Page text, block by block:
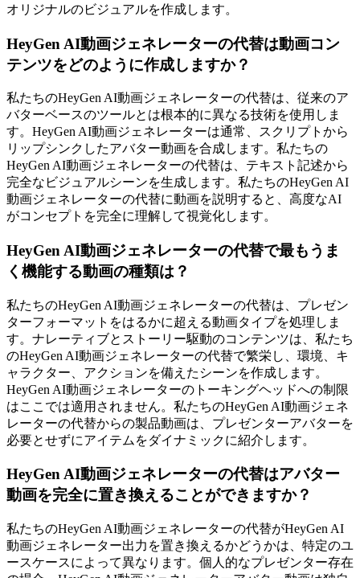
オリジナルのビジュアルを作成します。
HeyGen AI動画ジェネレーターの代替は動画コン
テンツをどのように作成しますか？
私たちのHeyGen AI動画ジェネレーターの代替は、従来のア
バターベースのツールとは根本的に異なる技術を使用しま
す。HeyGen AI動画ジェネレーターは通常、スクリプトから
リップシンクしたアバター動画を合成します。私たちの
HeyGen AI動画ジェネレーターの代替は、テキスト記述から
完全なビジュアルシーンを生成します。私たちのHeyGen AI
動画ジェネレーターの代替に動画を説明すると、高度なAI
がコンセプトを完全に理解して視覚化します。
HeyGen AI動画ジェネレーターの代替で最もうま
く機能する動画の種類は？
私たちのHeyGen AI動画ジェネレーターの代替は、プレゼン
ターフォーマットをはるかに超える動画タイプを処理しま
す。ナレーティブとストーリー駆動のコンテンツは、私たち
のHeyGen AI動画ジェネレーターの代替で繁栄し、環境、キ
ャラクター、アクションを備えたシーンを作成します。
HeyGen AI動画ジェネレーターのトーキングヘッドへの制限
はここでは適用されません。私たちのHeyGen AI動画ジェネ
レーターの代替からの製品動画は、プレゼンターアバターを
必要とせずにアイテムをダイナミックに紹介します。
HeyGen AI動画ジェネレーターの代替はアバター
動画を完全に置き換えることができますか？
私たちのHeyGen AI動画ジェネレーターの代替がHeyGen AI
動画ジェネレーター出力を置き換えるかどうかは、特定のユ
ースケースによって異なります。個人的なプレゼンター存在